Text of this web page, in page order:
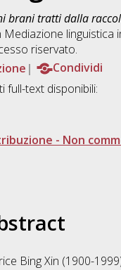
brani tratti dalla
Mediazione linguistica
riservato.
Condividi
full-text disponibili:
- Non
Bing Xin (1900-